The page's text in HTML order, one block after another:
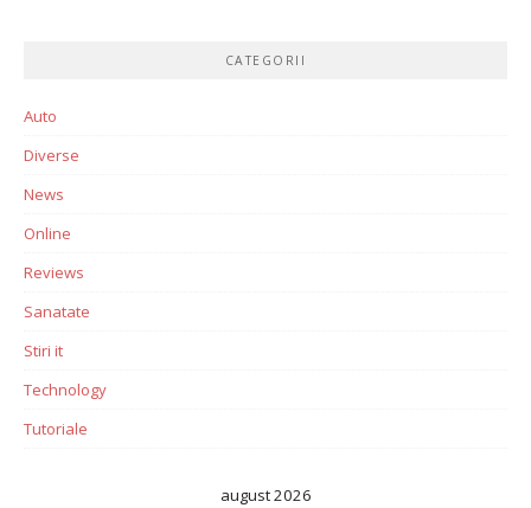
CATEGORII
Auto
Diverse
News
Online
Reviews
Sanatate
Stiri it
Technology
Tutoriale
august 2026